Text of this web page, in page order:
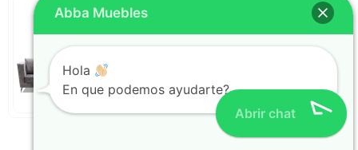
Abrir chat
Abba Muebles
Hola
En que podemos ayudarte?